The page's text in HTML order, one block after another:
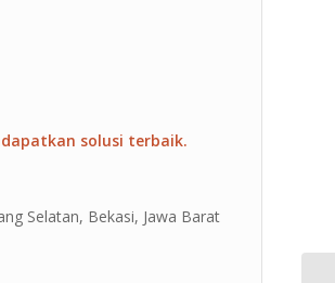
solusi terbaik.
Selatan, Bekasi, Jawa Barat